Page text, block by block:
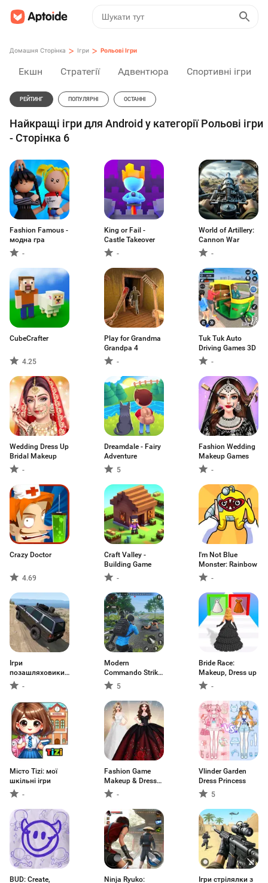
Домашня Сторінка > Ігри > Рольові Ігри
Екшн Стратегії Адвентюра Спортивні ігри
РЕЙТИНГ ПОПУЛЯРНІ ОСТАННІ
Найкращі ігри для Android у категорії Рольові ігри
- Сторінка 6
Fashion Famous -
модна гра
-
King or Fail -
Castle Takeover
-
World of Artillery:
Cannon War
-
CubeCrafter
4.25
Play for Grandma
Grandpa 4
-
Tuk Tuk Auto
Driving Games 3D
-
Wedding Dress Up
Bridal Makeup
-
Dreamdale - Fairy
Adventure
5
Fashion Wedding
Makeup Games
-
Crazy Doctor
4.69
Craft Valley -
Building Game
-
I'm Not Blue
Monster: Rainbow
-
Ігри
позашляховики
Гонки
-
Modern
Commando Strike
Mission
5
Bride Race:
Makeup, Dress up
-
Місто Tizi: мої
шкільні ігри
-
Fashion Game
Makeup & Dress
up -
Vlinder Garden
Dress Princess
5
BUD: Create,
Ninja Ryuko:
Ігри стрілялки з